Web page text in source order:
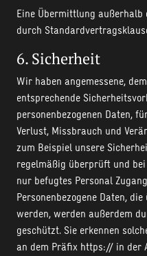
Eine Übermittlung außerhalb
durch
6. Sicherheit
Wir haben angemessene,
entsprechende
personenbezogenen Daten,
Verlust, Missbrauch und
zum Beispiel unsere
regelmäßig überprüft und
nur befugtes Personal
Personenbezogene Daten,
werden, werden außerdem
geschützt. Sie erkennen
an dem Präfix https:// in der